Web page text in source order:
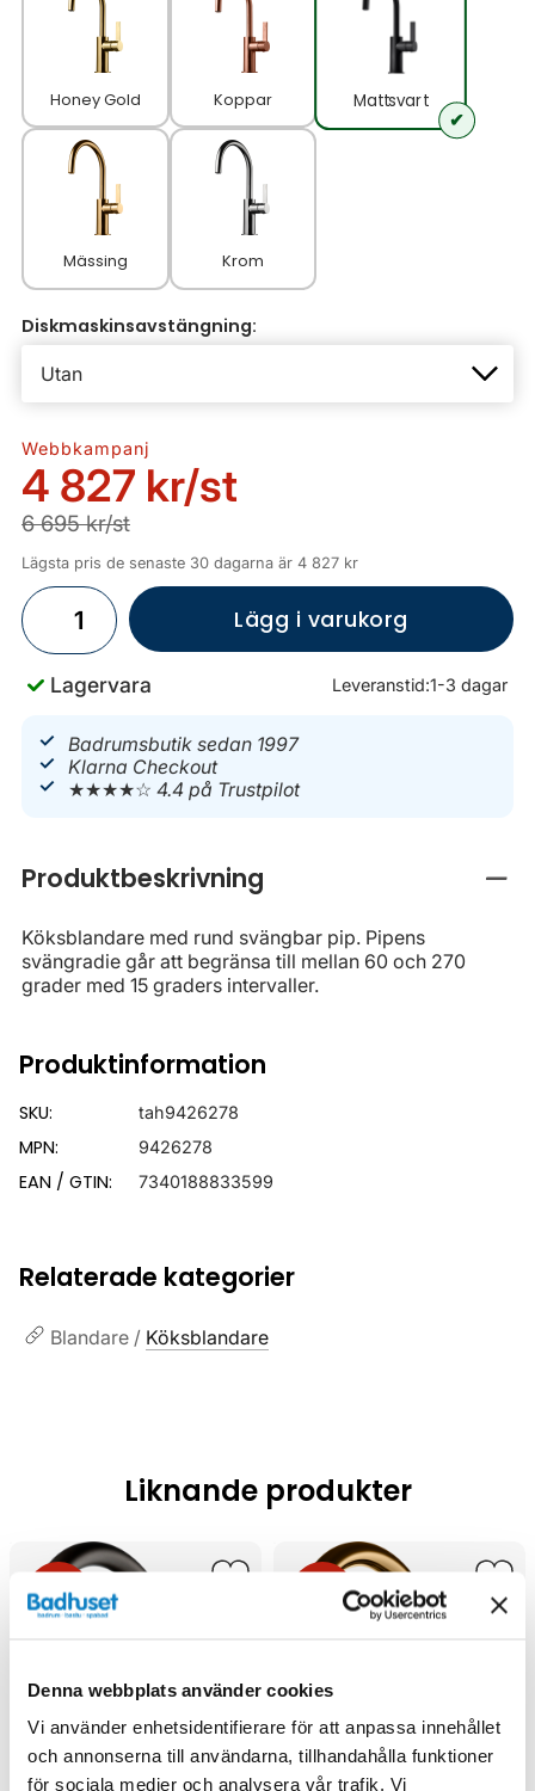
Denna webbplats använder cookies
Vi använder enhetsidentifierare för att anpassa innehållet
och annonserna till användarna, tillhandahålla funktioner
för sociala medier och analysera vår trafik. Vi
Honey Gold Koppar Mattsvart
Mässing Krom
Diskmaskinsavstängning:
Webbkampanj
4 827 kr/st
6 695 kr/st
Lägsta pris de senaste 30 dagarna är 4 827 kr
Lägg i varukorg
Lagervara Leveranstid:1-3 dagar
Badrumsbutik sedan 1997
Klarna Checkout
★★★★☆4.4 på Trustpilot
Produktbeskrivning
Köksblandare med rund svängbar pip. Pipens
svängradie går att begränsa till mellan 60 och 270
grader med 15 graders intervaller.
Produktinformation
SKU: tah9426278
MPN: 9426278
EAN / GTIN: 7340188833599
Relaterade kategorier
Blandare / Köksblandare
Liknande produkter
Kampanj Kampanj